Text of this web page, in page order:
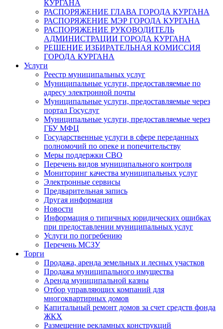
КУРГАНА
РАСПОРЯЖЕНИЕ ГЛАВА ГОРОДА КУРГАНА
РАСПОРЯЖЕНИЕ МЭР ГОРОДА КУРГАНА
РАСПОРЯЖЕНИЕ РУКОВОДИТЕЛЬ
АДМИНИСТРАЦИИ ГОРОДА КУРГАНА
РЕШЕНИЕ ИЗБИРАТЕЛЬНАЯ КОМИССИЯ
ГОРОДА КУРГАНА
Услуги
Реестр муниципальных услуг
Муниципальные услуги, предоставляемые по
адресу электронной почты
Муниципальные услуги, предоставляемые через
портал Госуслуг
Муниципальные услуги, предоставляемые через
ГБУ МФЦ
Государственные услуги в сфере переданных
полномочий по опеке и попечительству
Меры поддержки СВО
Перечень видов муниципального контроля
Мониторинг качества муниципальных услуг
Электронные сервисы
Предварительная запись
Другая информация
Новости
Информация о типичных юридических ошибках
при предоставлении муниципальных услуг
Услуги по погребению
Перечень МСЗУ
Торги
Продажа, аренда земельных и лесных участков
Продажа муниципального имущества
Аренда муниципальной казны
Отбор управляющих компаний для
многоквартирных домов
Капитальный ремонт домов за счет средств фонда
ЖКХ
Размещение рекламных конструкций